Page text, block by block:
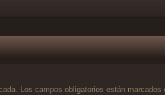
Los campos obligatorios están marcados